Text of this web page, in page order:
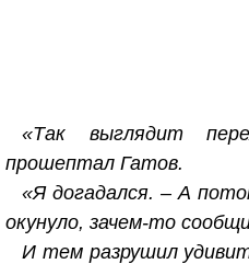
«Так выглядит
прошептал Гатов.
«Я догадался. – А
окунуло, зачем-то
И тем разрушил